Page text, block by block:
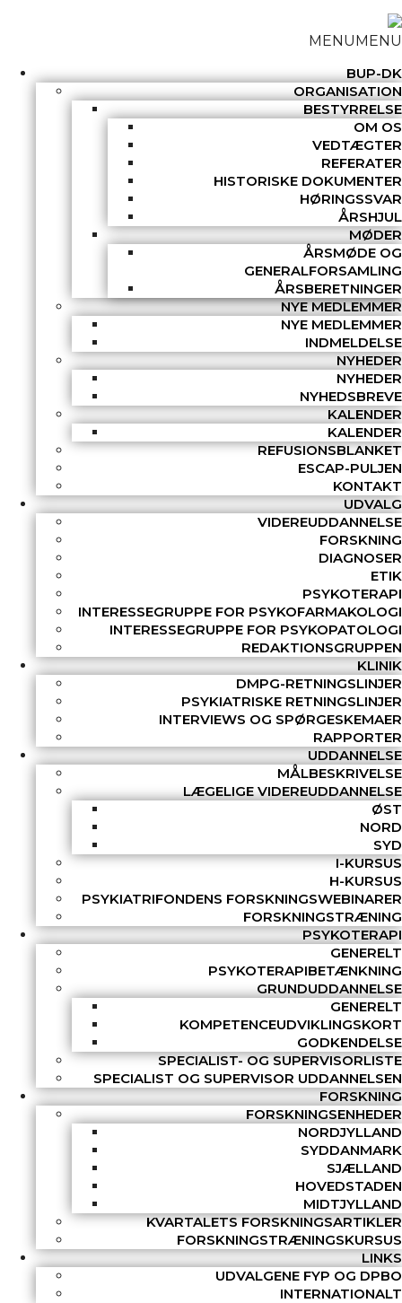
MENUMENU
BUP-DK
ORGANISATION
BESTYRRELSE
OM OS
VEDTÆGTER
REFERATER
HISTORISKE DOKUMENTER
HØRINGSSVAR
ÅRSHJUL
MØDER
ÅRSMØDE OG
GENERALFORSAMLING
ÅRSBERETNINGER
NYE MEDLEMMER
NYE MEDLEMMER
INDMELDELSE
NYHEDER
NYHEDER
NYHEDSBREVE
KALENDER
KALENDER
REFUSIONSBLANKET
ESCAP-PULJEN
KONTAKT
UDVALG
VIDEREUDDANNELSE
FORSKNING
DIAGNOSER
ETIK
PSYKOTERAPI
INTERESSEGRUPPE FOR PSYKOFARMAKOLOGI
INTERESSEGRUPPE FOR PSYKOPATOLOGI
REDAKTIONSGRUPPEN
KLINIK
DMPG-RETNINGSLINJER
PSYKIATRISKE RETNINGSLINJER
INTERVIEWS OG SPØRGESKEMAER
RAPPORTER
UDDANNELSE
MÅLBESKRIVELSE
LÆGELIGE VIDEREUDDANNELSE
ØST
NORD
SYD
I-KURSUS
H-KURSUS
PSYKIATRIFONDENS FORSKNINGSWEBINARER
FORSKNINGSTRÆNING
PSYKOTERAPI
GENERELT
PSYKOTERAPIBETÆNKNING
GRUNDUDDANNELSE
GENERELT
KOMPETENCEUDVIKLINGSKORT
GODKENDELSE
SPECIALIST- OG SUPERVISORLISTE
SPECIALIST OG SUPERVISOR UDDANNELSEN
FORSKNING
FORSKNINGSENHEDER
NORDJYLLAND
SYDDANMARK
SJÆLLAND
HOVEDSTADEN
MIDTJYLLAND
KVARTALETS FORSKNINGSARTIKLER
FORSKNINGSTRÆNINGSKURSUS
LINKS
UDVALGENE FYP OG DPBO
INTERNATIONALT